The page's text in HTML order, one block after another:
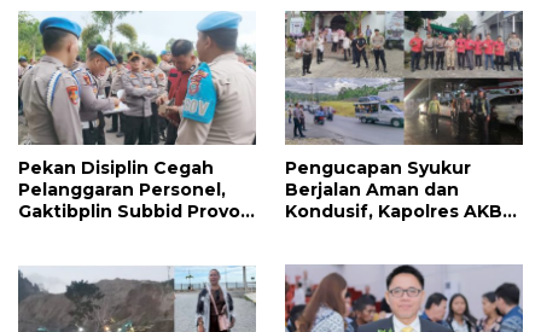
Pekan Disiplin Cegah
Pelanggaran Personel,
Gaktibplin Subbid Provos
Pengucapan Syukur
Berjalan Aman dan
Kondusif, Kapolres AKBP
Mitra